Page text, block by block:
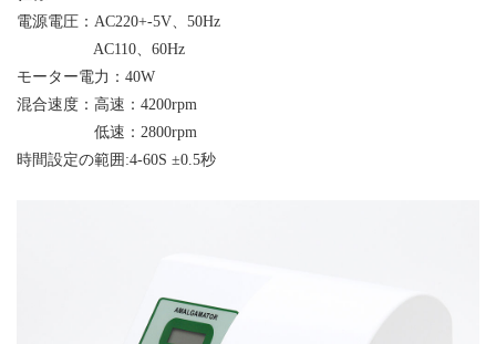
電源電圧：AC220+-5V、50Hz
AC110、60Hz
モーター電力：40W
混合速度：高速：4200rpm
低速：2800rpm
時間設定の範囲:4-60S ±0.5秒